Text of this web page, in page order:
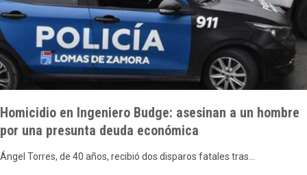
Homicidio en Ingeniero Budge: asesinan a un hombre
por una presunta deuda económica
Ángel Torres, de 40 años, recibió dos disparos fatales tras…